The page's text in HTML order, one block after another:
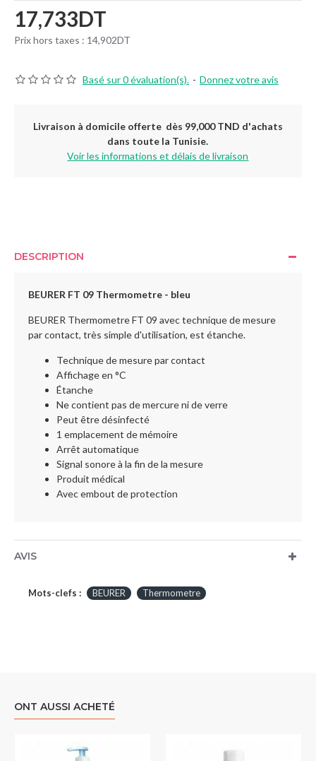
Basé sur 0 évaluation(s). - Donnez votre avis
17,733DT
Prix hors taxes : 14,902DT
Livraison à domicile offerte dès 99,000 TND d'achats
dans toute la Tunisie.
Voir les informations et délais de livraison
DESCRIPTION
BEURER FT 09 Thermometre - bleu
BEURER Thermometre FT 09 avec technique de mesure
par contact, très simple d'utilisation, est étanche.
Technique de mesure par contact
Affichage en °C
Étanche
Ne contient pas de mercure ni de verre
Peut être désinfecté
1 emplacement de mémoire
Arrêt automatique
Signal sonore à la fin de la mesure
Produit médical
Avec embout de protection
AVIS
Mots-clefs : BEURER Thermometre
ONT AUSSI ACHETÉ